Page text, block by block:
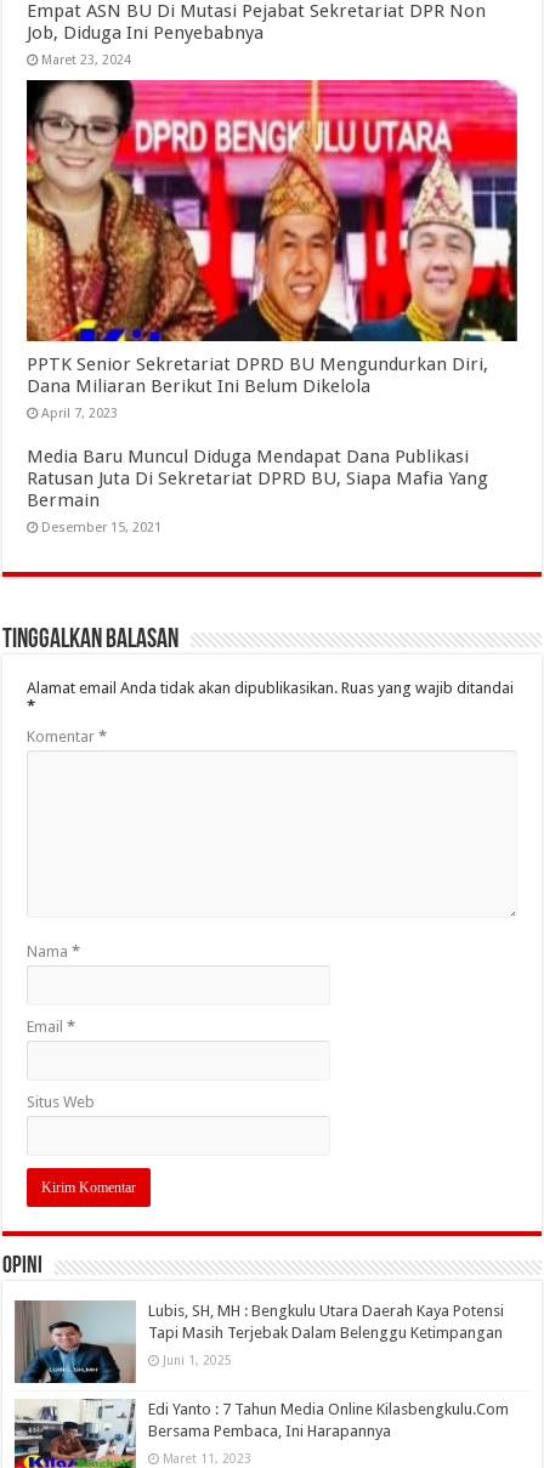
Empat ASN BU Di Mutasi Pejabat Sekretariat DPR Non
Job, Diduga Ini Penyebabnya
Maret 23, 2024
PPTK Senior Sekretariat DPRD BU Mengundurkan Diri,
Dana Miliaran Berikut Ini Belum Dikelola
April 7, 2023
Media Baru Muncul Diduga Mendapat Dana Publikasi
Ratusan Juta Di Sekretariat DPRD BU, Siapa Mafia Yang
Bermain
Desember 15, 2021
Tinggalkan Balasan
Alamat email Anda tidak akan dipublikasikan. Ruas yang wajib ditandai
*
Komentar*
Nama*
Email*
Situs Web
OPINI
Lubis, SH, MH : Bengkulu Utara Daerah Kaya Potensi
Tapi Masih Terjebak Dalam Belenggu Ketimpangan
Juni 1, 2025
Edi Yanto : 7 Tahun Media Online Kilasbengkulu.Com
Bersama Pembaca, Ini Harapannya
Maret 11, 2023